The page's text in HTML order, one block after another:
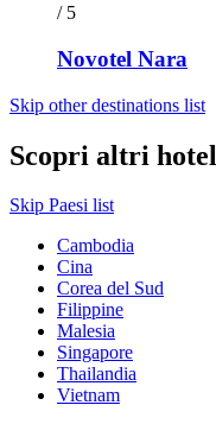
/ 5
Novotel Nara
Skip other destinations list
Scopri altri hotel
Skip Paesi list
Cambodia
Cina
Corea del Sud
Filippine
Malesia
Singapore
Thailandia
Vietnam